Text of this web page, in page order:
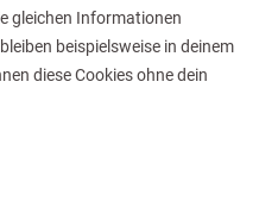
gleichen Informationen
beispielsweise in deinem
diese Cookies ohne dein